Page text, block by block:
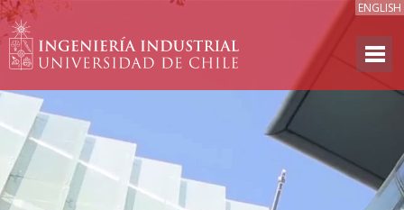
ENGLISH